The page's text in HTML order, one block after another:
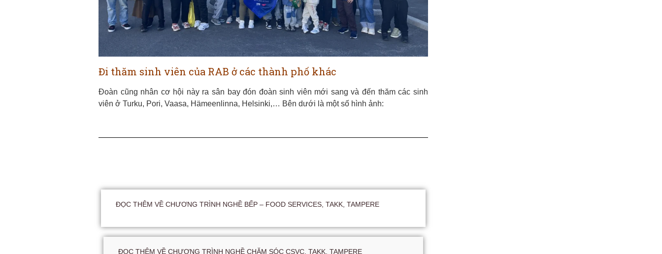
Đi thăm sinh viên của RAB ở các thành phố khác
Đoàn cũng nhân cơ hội này ra sân bay đón đoàn sinh viên mới sang và đến thăm các sinh
viên ở Turku, Pori, Vaasa, Hämeenlinna, Helsinki,… Bên dưới là một số hình ảnh:
ĐỌC THÊM VỀ CHƯƠNG TRÌNH NGHỀ BẾP – FOOD SERVICES, TAKK, TAMPERE
ĐỌC THÊM VỀ CHƯƠNG TRÌNH NGHỀ CHĂM SÓC CSVC, TAKK, TAMPERE